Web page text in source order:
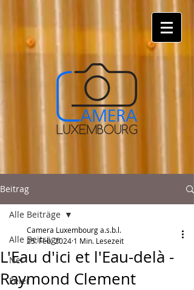
Beitrag
Alle Beiträge
Nei
Eeler
Alle Beiträge
L'Eau d'ici et l'Eau-delà -
Raymond Clement
Camera Luxembourg a.s.b.l.
25. Feb. 2024 1 Min. Lesezeit